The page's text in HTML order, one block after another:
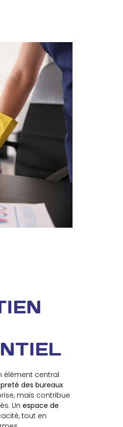
élément central
des bureaux
mais contribue
Un espace de
tout en